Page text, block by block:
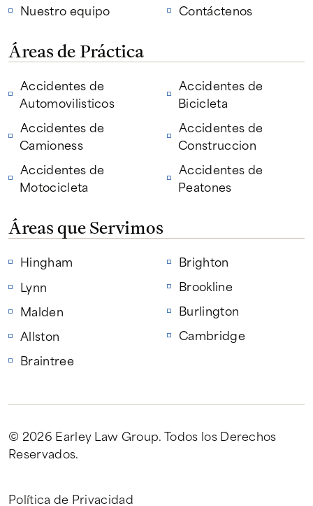
Nuestro equipo
Contáctenos
Áreas de Práctica
Accidentes de
Automovilisticos
Accidentes de
Camioness
Accidentes de
Motocicleta
Accidentes de
Bicicleta
Accidentes de
Construccion
Accidentes de
Peatones
Áreas que Servimos
Hingham
Lynn
Malden
Allston
Braintree
Brighton
Brookline
Burlington
Cambridge
© 2026 Earley Law Group. Todos los Derechos
Reservados.
Política de Privacidad